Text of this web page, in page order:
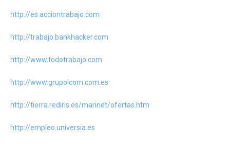
http://es.acciontrabajo.com
http://trabajo.bankhacker.com
http://www.todotrabajo.com
http://www.grupoicom.com.es
http://tierra.rediris.es/marinet/ofertas.htm
http://empleo.universia.es